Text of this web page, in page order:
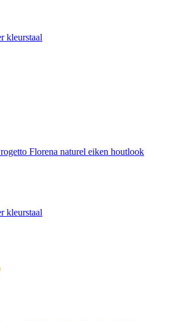
kleurstaal
Florena naturel eiken houtlook
kleurstaal